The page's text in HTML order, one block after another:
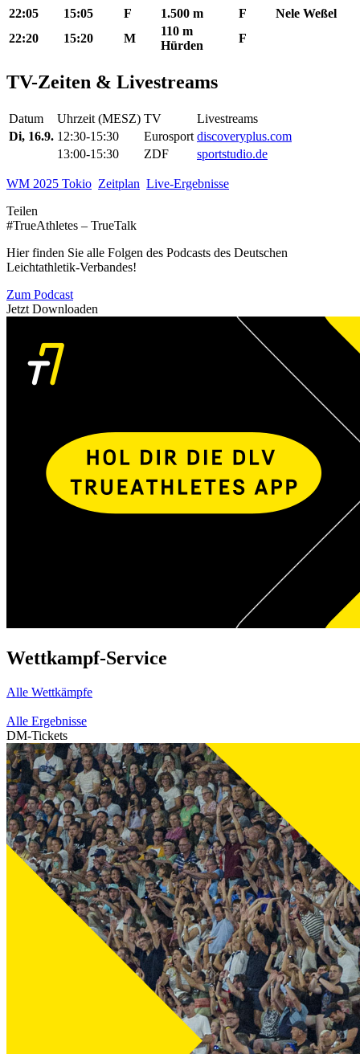
22:05
15:05 F 1.500 m F
Nele Weßel
22:20
15:20 M
110 m
Hürden
F
TV-Zeiten & Livestreams
Datum Uhrzeit (MESZ) TV
Livestreams
Di, 16.9. 12:30-15:30 Eurosport discoveryplus.com
13:00-15:30
ZDF sportstudio.de
WM 2025 Tokio Zeitplan Live-Ergebnisse
Teilen
#TrueAthletes – TrueTalk
Hier finden Sie alle Folgen des Podcasts des Deutschen
Leichtathletik-Verbandes!
Zum Podcast
Jetzt Downloaden
Wettkampf-Service
Alle Wettkämpfe
Alle Ergebnisse
DM-Tickets